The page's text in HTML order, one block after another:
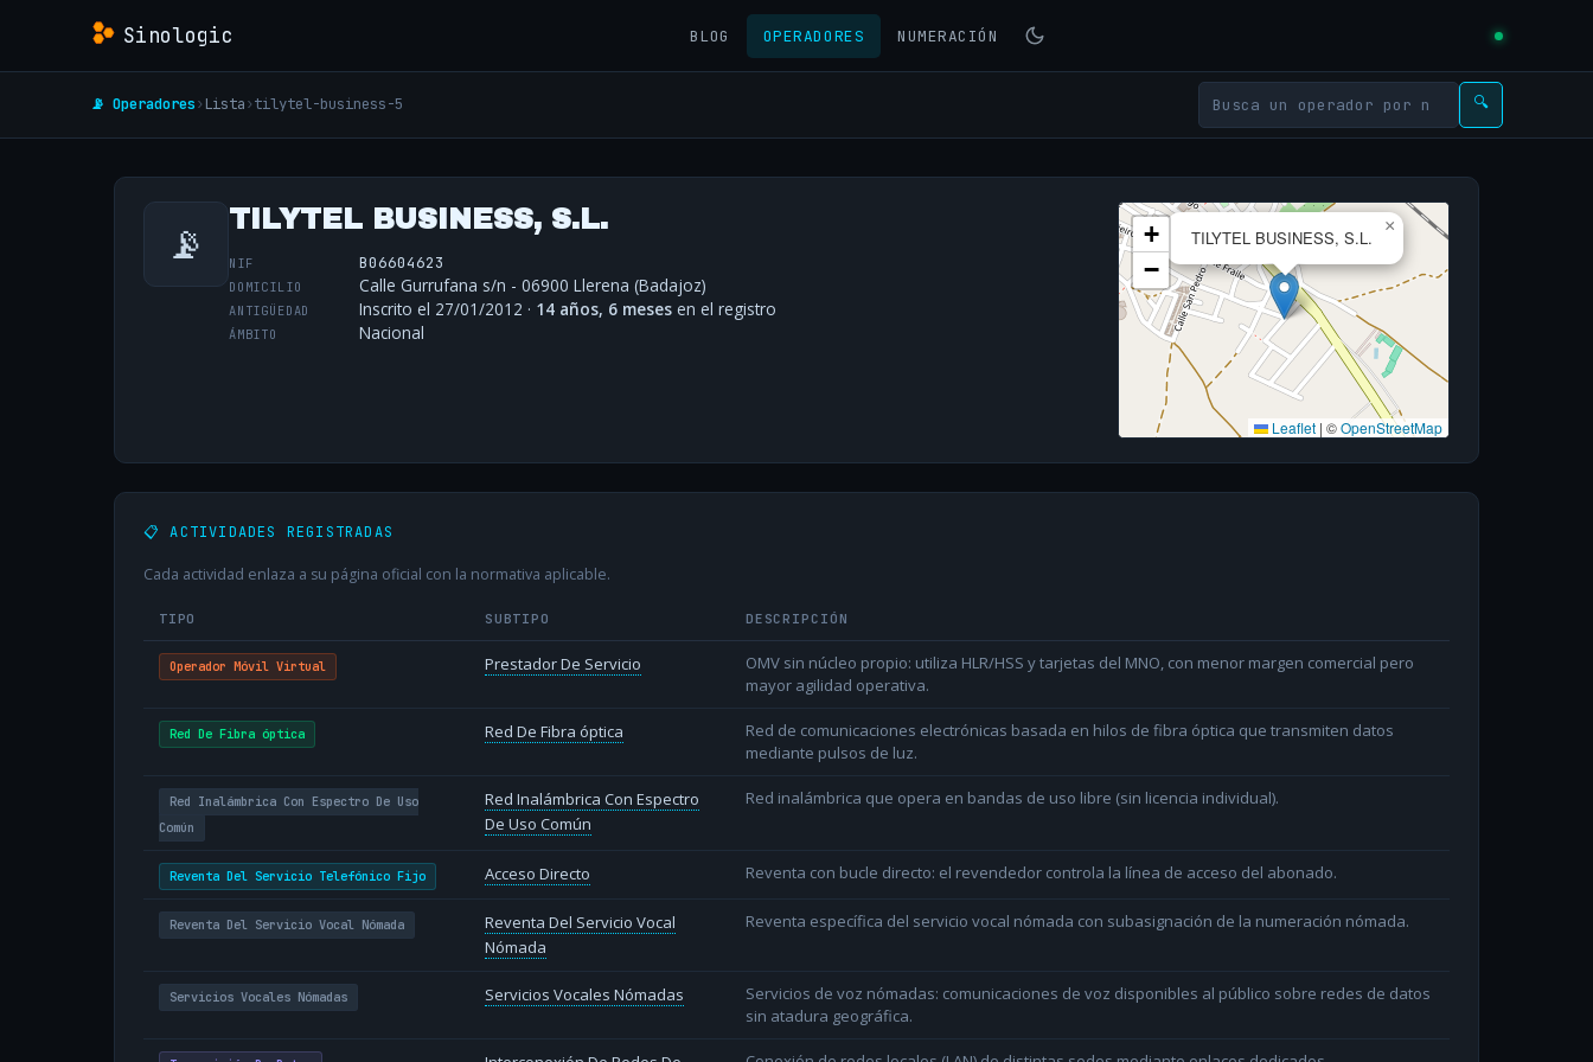
Sinologic BLOG OPERADORES NUMERACIÓN
📡 Operadores› Lista›tilytel-business-5 🔍
📡 TILYTEL BUSINESS, S.L.
NIF B06604623
DOMICILIO Calle Gurrufana s/n - 06900 Llerena (Badajoz)
ANTIGÜEDAD Inscrito el 27/01/2012 · 14 años, 6 meses en el registro
ÁMBITO Nacional
TILYTEL BUSINESS, S.L.
×
+
−
Leaflet | ©OpenStreetMap
📋 ACTIVIDADES REGISTRADAS
Cada actividad enlaza a su página oficial con la normativa aplicable.
TIPO SUBTIPO DESCRIPCIÓN
Operador Móvil Virtual Prestador De Servicio
OMV sin núcleo propio: utiliza HLR/HSS y tarjetas del MNO, con menor margen comercial pero
mayor agilidad operativa.
Red De Fibra óptica Red De Fibra óptica
Red de comunicaciones electrónicas basada en hilos de fibra óptica que transmiten datos
mediante pulsos de luz.
Red Inalámbrica Con Espectro De Uso
Común
Red Inalámbrica Con Espectro
De Uso Común
Red inalámbrica que opera en bandas de uso libre (sin licencia individual).
Reventa Del Servicio Telefónico Fijo Acceso Directo Reventa con bucle directo: el revendedor controla la línea de acceso del abonado.
Reventa Del Servicio Vocal Nómada
Reventa Del Servicio Vocal
Nómada
Reventa específica del servicio vocal nómada con subasignación de la numeración nómada.
Servicios Vocales Nómadas Servicios Vocales Nómadas
Servicios de voz nómadas: comunicaciones de voz disponibles al público sobre redes de datos
sin atadura geográfica.